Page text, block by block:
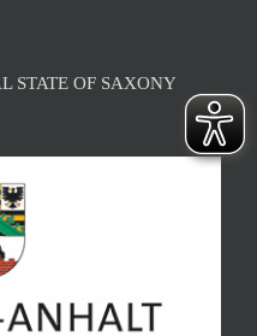
STATE OF SAXONY